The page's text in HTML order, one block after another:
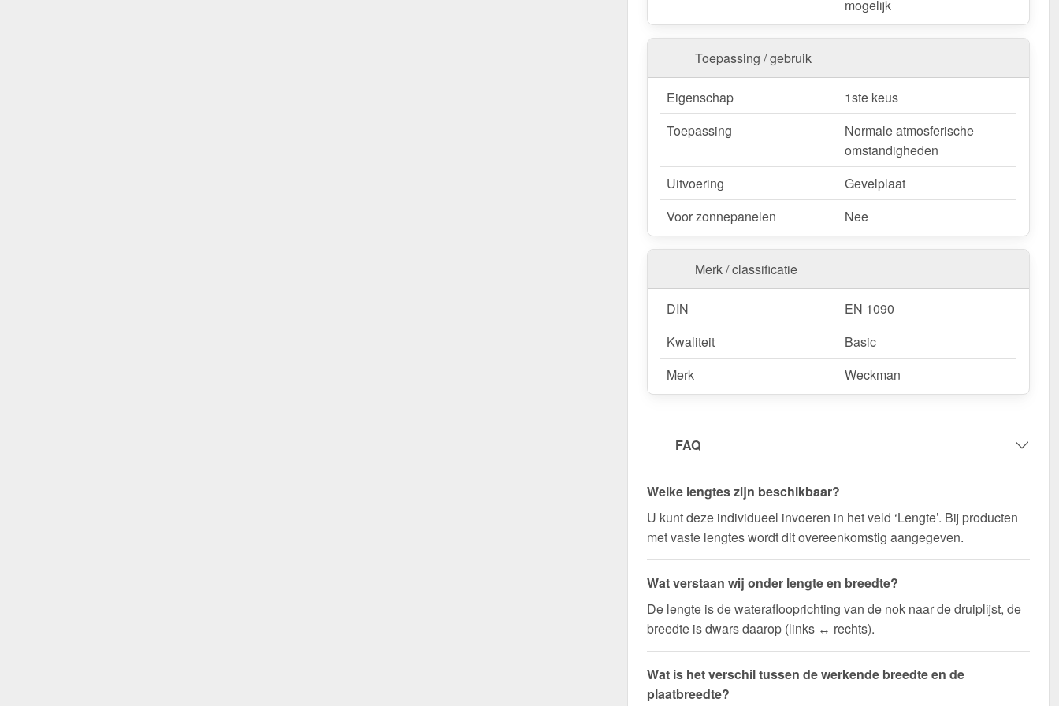
mogelijk
Toepassing / gebruik
Eigenschap
1ste keus
Toepassing
Normale atmosferische
omstandigheden
Uitvoering
Gevelplaat
Voor zonnepanelen
Nee
Merk / classificatie
DIN
EN 1090
Kwaliteit
Basic
Merk
Weckman
FAQ
Welke lengtes zijn beschikbaar?
U kunt deze individueel invoeren in het veld ‘Lengte’. Bij producten
met vaste lengtes wordt dit overeenkomstig aangegeven.
Wat verstaan wij onder lengte en breedte?
De lengte is de wateraflooprichting van de nok naar de druiplijst, de
breedte is dwars daarop (links ↔ rechts).
Wat is het verschil tussen de werkende breedte en de
plaatbreedte?